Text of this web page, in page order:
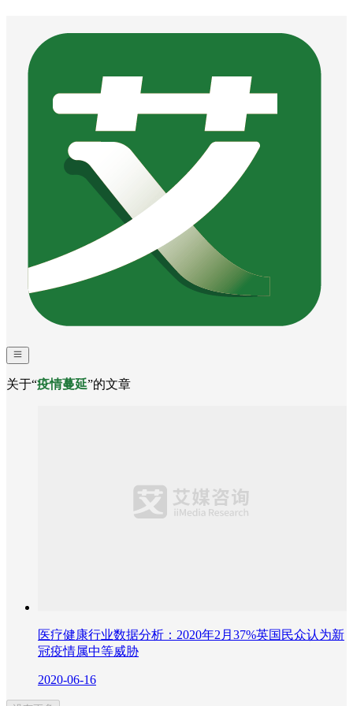
关于“疫情蔓延”的文章
医疗健康行业数据分析：2020年2月37%英国民众认为新
冠疫情属中等威胁
2020-06-16